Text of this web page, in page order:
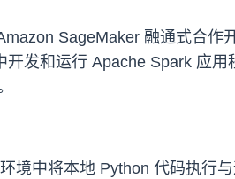
SageMaker 融通式合作
发和运行 Apache Spark 应用
境中将本地 Python 代码执行